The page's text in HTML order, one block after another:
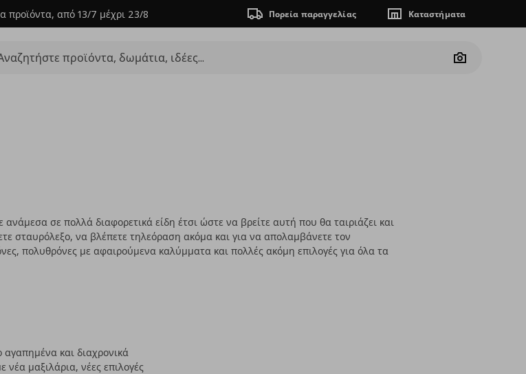
προϊόντα, από 13/7 μέχρι 23/8 Πορεία παραγγελίας Καταστήματα
Camera
ανάμεσα σε πολλά διαφορετικά είδη έτσι ώστε να βρείτε αυτή που θα ταιριάζει και
σταυρόλεξο, να βλέπετε τηλεόραση ακόμα και για να απολαμβάνετε τον
πολυθρόνες με αφαιρούμενα καλύμματα και πολλές ακόμη επιλογές για όλα τα
και διαχρονικά
μαξιλάρια, νέες επιλογές